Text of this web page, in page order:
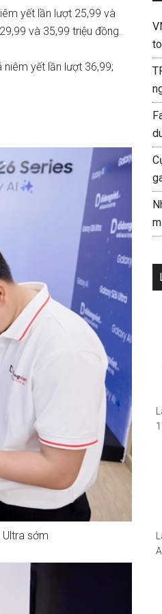
yết lần lượt 25,99 và
và 35,99 triệu đồng.
yết lần lượt 36,99;
sớm